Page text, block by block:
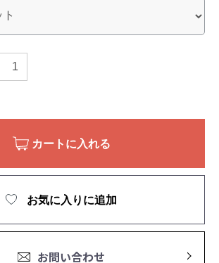
カートに入れる
お気に入りに追加
お問い合わせ